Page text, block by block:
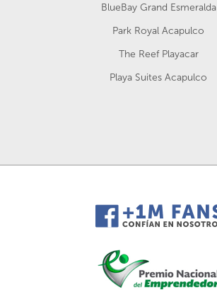
BlueBay Grand Esmeralda
Park Royal Acapulco
The Reef Playacar
Playa Suites Acapulco